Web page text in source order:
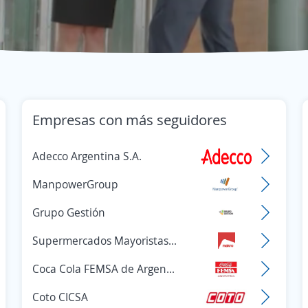
Empresas con más seguidores
Adecco Argentina S.A.
ManpowerGroup
Grupo Gestión
Supermercados Mayoristas Makro
Coca Cola FEMSA de Argentina
Coto CICSA